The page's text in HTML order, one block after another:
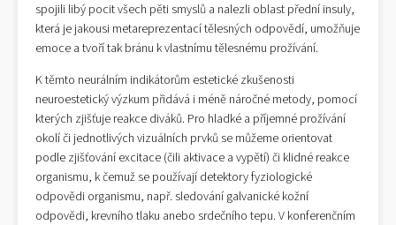
spojili libý pocit všech pěti smyslů a nalezli oblast přední insuly,
která je jakousi metareprezentací tělesných odpovědí, umožňuje
emoce a tvoří tak bránu k vlastnímu tělesnému prožívání.
K těmto neurálním indikátorům estetické zkušenosti
neuroestetický výzkum přidává i méně náročné metody, pomocí
kterých zjišťuje reakce diváků. Pro hladké a příjemné prožívání
okolí či jednotlivých vizuálních prvků se můžeme orientovat
podle zjišťování excitace (čili aktivace a vypětí) či klidné reakce
organismu, k čemuž se používají detektory fyziologické
odpovědi organismu, např. sledování galvanické kožní
odpovědi, krevního tlaku anebo srdečního tepu. V konferenčním